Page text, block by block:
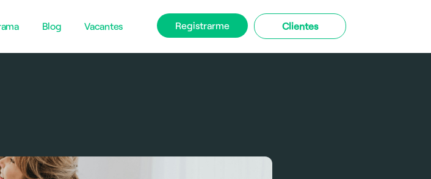
Blog Vacantes Registrarme Clientes